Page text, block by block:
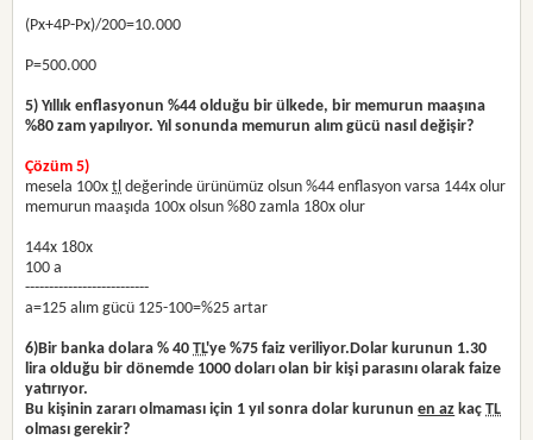
(Px+4P-Px)/200=10.000
P=500.000
5) Yıllık enflasyonun %44 olduğu bir ülkede, bir memurun maaşına
%80 zam yapılıyor. Yıl sonunda memurun alım gücü nasıl değişir?
Çözüm 5)
mesela 100xtl değerinde ürünümüz olsun %44 enflasyon varsa 144x olur
memurun maaşıda 100x olsun %80 zamla 180x olur
144x 180x
100 a
--------------------------
a=125 alım gücü 125-100=%25 artar
6)Bir banka dolara % 40TL'ye %75 faiz veriliyor.Dolar kurunun 1.30
lira olduğu bir dönemde 1000 doları olan bir kişi parasını olarak faize
yatırıyor.
Bu kişinin zararı olmaması için 1 yıl sonra dolar kurununen az kaçTL
olması gerekir?